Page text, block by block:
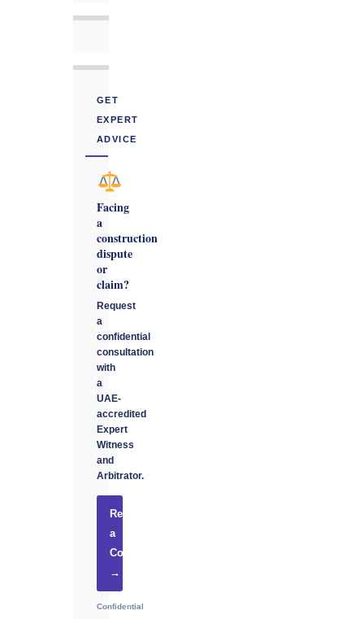
GET
EXPERT
ADVICE
Facing
a
construction
dispute
or
claim?
Request
a
confidential
consultation
with
a
UAE-
accredited
Expert
Witness
and
Arbitrator.
Request
a
Consultation
→
Confidential